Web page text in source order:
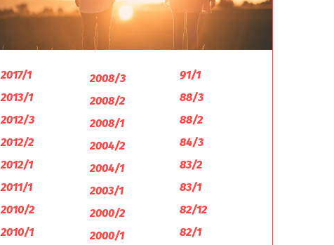
2017/1
2013/1
2012/3
2012/2
2012/1
2011/1
2010/2
2010/1
2008/3
2008/2
2008/1
2004/2
2004/1
2003/1
2000/2
2000/1
91/1
88/3
88/2
84/3
83/2
83/1
82/12
82/1